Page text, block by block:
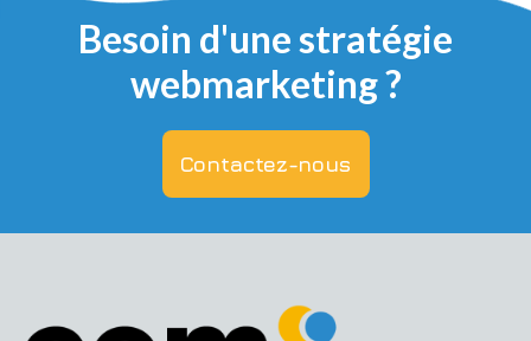
Besoin d'une stratégie
webmarketing ?
Contactez-nous